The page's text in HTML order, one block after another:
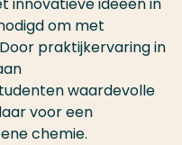
om met
praktijkervaring in
waardevolle
voor een
chemie.